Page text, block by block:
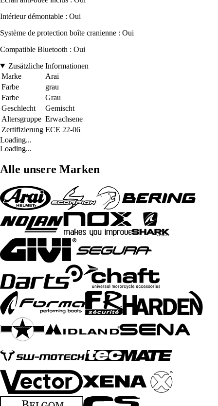
Intérieur démontable : Oui
Système de protection boîte cranienne : Oui
Compatible Bluetooth : Oui
Zusätzliche Informationen
Marke
Arai
Farbe
grau
Farbe
Grau
Geschlecht
Gemischt
Altersgruppe Erwachsene
Zertifizierung ECE 22-06
Loading...
Loading...
Alle unsere Marken